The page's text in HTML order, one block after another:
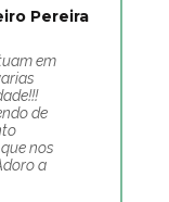
Pereira
em
de
nos
a